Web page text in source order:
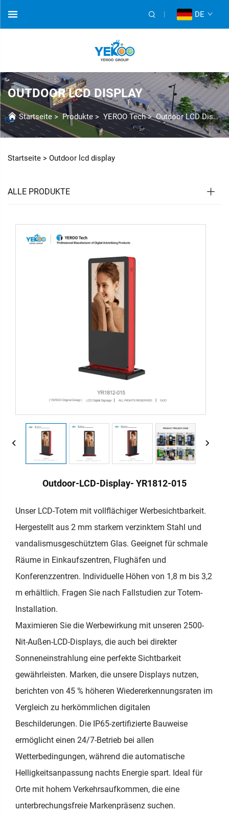
DE
OUTDOOR LCD DISPLAY
Startseite >Produkte>YEROO Tech>Outdoor LCD Display
Startseite > Outdoor lcd display
ALLE PRODUKTE
Outdoor-LCD-Display- YR1812-015
Unser LCD-Totem mit vollflächiger Werbesichtbarkeit.
Hergestellt aus 2 mm starkem verzinktem Stahl und
vandalismusgeschütztem Glas. Geeignet für schmale
Räume in Einkaufszentren, Flughäfen und
Konferenzzentren. Individuelle Höhen von 1,8 m bis 3,2
m erhältlich. Fragen Sie nach Fallstudien zur Totem-
Installation.
Maximieren Sie die Werbewirkung mit unseren 2500-
Nit-Außen-LCD-Displays, die auch bei direkter
Sonneneinstrahlung eine perfekte Sichtbarkeit
gewährleisten. Marken, die unsere Displays nutzen,
berichten von 45 % höheren Wiedererkennungsraten im
Vergleich zu herkömmlichen digitalen
Beschilderungen. Die IP65-zertifizierte Bauweise
ermöglicht einen 24/7-Betrieb bei allen
Wetterbedingungen, während die automatische
Helligkeitsanpassung nachts Energie spart. Ideal für
Orte mit hohem Verkehrsaufkommen, die eine
unterbrechungsfreie Markenpräsenz suchen.